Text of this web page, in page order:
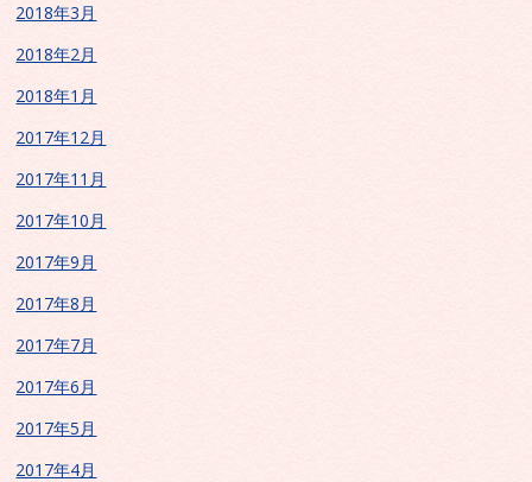
2018年3月
2018年2月
2018年1月
2017年12月
2017年11月
2017年10月
2017年9月
2017年8月
2017年7月
2017年6月
2017年5月
2017年4月